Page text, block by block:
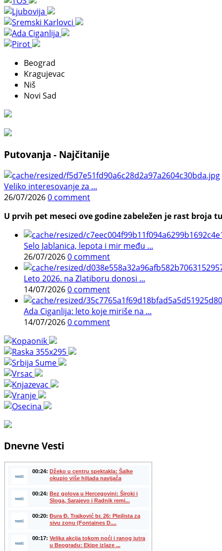
Beograd
Kragujevac
Niš
Novi Sad
Putovanja - Najčitanije
Veliko interesovanje za ...
26/07/20260 comment
U prvih pet meseci ove godine zabeležen je rast
Selo Jablanica, lepota i mir među ...
26/07/20260 comment
Leto 2026. na Zlatiboru donosi ...
14/07/20260 comment
Ada Ciganlija: leto koje miriše na ...
14/07/20260 comment
Dnevne Vesti